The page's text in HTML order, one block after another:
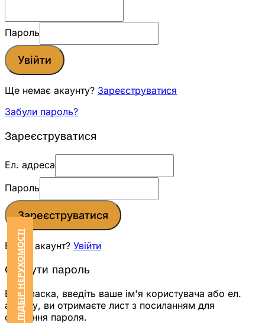
Пароль
Увійти
Ще немає акаунту? Зареєструватися
Забули пароль?
Зареєструватися
Ел. адреса
Пароль
Зареєструватися
Вже є акаунт? Увійти
Скинути пароль
Будь ласка, введіть ваше ім'я користувача або ел.
адресу, ви отримаєте лист з посиланням для
скидання пароля.